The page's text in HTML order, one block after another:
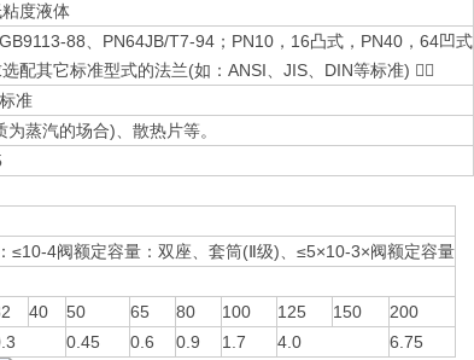
度液体
88、PN64JB/T7-94；PN10，16凸式，PN40，64凹式
配其它标准型式的法兰(如：ANSI、JIS、DIN等标准) 
准
蒸汽的场合)、散热片等。
≤10-4阀额定容量：双座、套筒(Ⅱ级)、≤5×10-3×阀额定容量
40 50 65 80 100 125 150
200
0.45 0.6 0.9 1.7 4.0 6.75